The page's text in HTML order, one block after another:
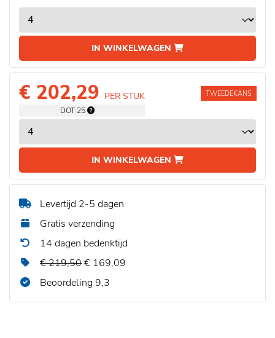
IN WINKELWAGEN
€ 202,29 PER STUK
DOT 25
IN WINKELWAGEN
TWEEDEKANS
Levertijd 2-5 dagen
Gratis verzending
14 dagen bedenktijd
€ 219,50€ 169,09
Beoordeling 9,3